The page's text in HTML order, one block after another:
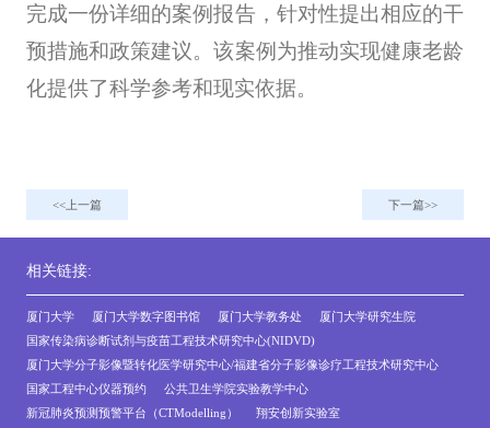
完成一份详细的案例报告，针对性提出相应的干
预措施和政策建议。该案例为推动实现健康老龄
化提供了科学参考和现实依据。
上一篇 下一篇
相关链接:
厦门大学 厦门大学数字图书馆 厦门大学教务处
厦门大学研究生院
国家传染病诊断试剂与疫苗工程技术研究中心(NIDVD)
厦门大学分子影像暨转化医学研究中心/福建省分子影像诊疗工程技术研究中心
国家工程中心仪器预约
公共卫生学院实验教学中心
新冠肺炎预测预警平台（CTModelling）
翔安创新实验室